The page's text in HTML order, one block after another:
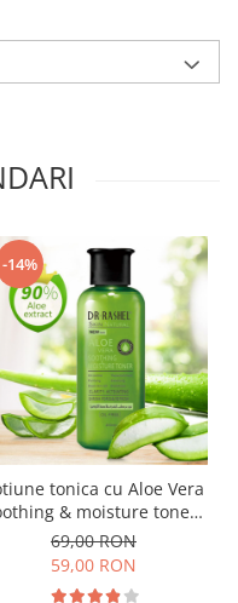
-14%
tonica cu Aloe Vera
& moisture toner-
200ml
69,00 RON
59,00 RON